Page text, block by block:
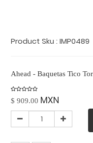
Product Sku :IMP0489
Ahead - Baquetas Tico
$909.00 MXN